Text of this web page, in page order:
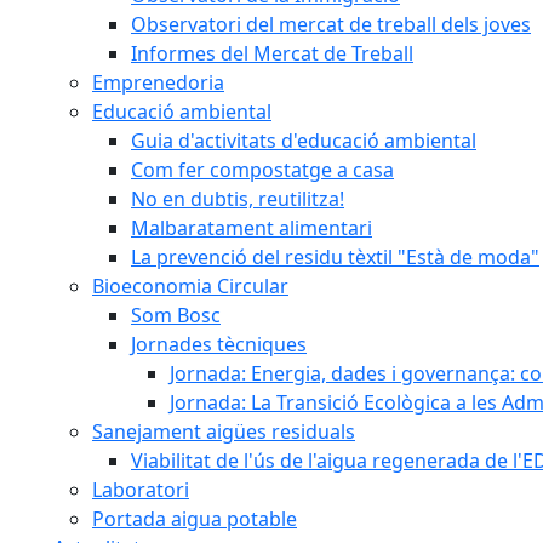
Observatori del mercat de treball dels joves
Informes del Mercat de Treball
Emprenedoria
Educació ambiental
Guia d'activitats d'educació ambiental
Com fer compostatge a casa
No en dubtis, reutilitza!
Malbaratament alimentari
La prevenció del residu tèxtil "Està de moda"
Bioeconomia Circular
Som Bosc
Jornades tècniques
Jornada: Energia, dades i governança:
Jornada: La Transició Ecològica a les
Sanejament aigües residuals
Viabilitat de l'ús de l'aigua regenerada de
Laboratori
Portada aigua potable